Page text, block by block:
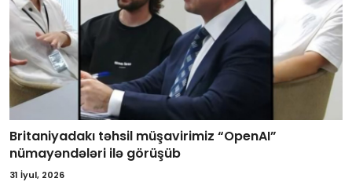
Britaniyadakı təhsil müşavirimiz “OpenAI”
nümayəndələri ilə görüşüb
31 İyul, 2026